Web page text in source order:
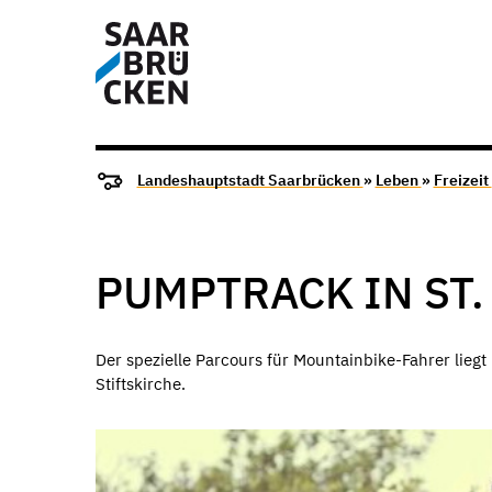
Landeshauptstadt Saarbrücken » Leben » Freizeit
PUMPTRACK IN
Der spezielle Parcours für Mountainbike-Fahrer
Stiftskirche.